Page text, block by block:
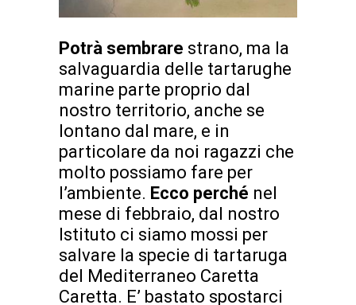
Potrà sembrare strano, ma la
salvaguardia delle tartarughe
marine parte proprio dal
nostro territorio, anche se
lontano dal mare, e in
particolare da noi ragazzi che
molto possiamo fare per
l’ambiente. Ecco perché nel
mese di febbraio, dal nostro
Istituto ci siamo mossi per
salvare la specie di tartaruga
del Mediterraneo Caretta
Caretta. E’ bastato spostarci